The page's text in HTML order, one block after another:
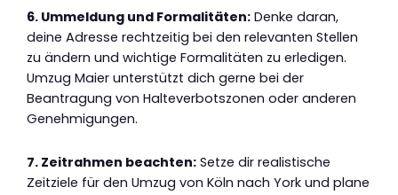
6. Ummeldung und Formalitäten: Denke daran,
deine Adresse rechtzeitig bei den relevanten Stellen
zu ändern und wichtige Formalitäten zu erledigen.
Umzug Maier unterstützt dich gerne bei der
Beantragung von Halteverbotszonen oder anderen
Genehmigungen.
7. Zeitrahmen beachten: Setze dir realistische
Zeitziele für den Umzug von Köln nach York und plane